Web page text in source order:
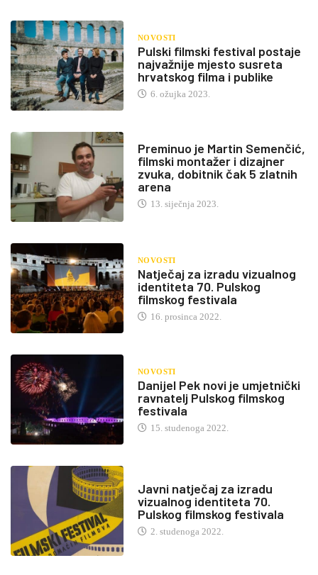
NOVOSTI
Pulski filmski festival postaje
najvažnije mjesto susreta
hrvatskog filma i publike
6. ožujka 2023.
Preminuo je Martin Semenčić,
filmski montažer i dizajner
zvuka, dobitnik čak 5 zlatnih
arena
13. siječnja 2023.
NOVOSTI
Natječaj za izradu vizualnog
identiteta 70. Pulskog
filmskog festivala
16. prosinca 2022.
NOVOSTI
Danijel Pek novi je umjetnički
ravnatelj Pulskog filmskog
festivala
15. studenoga 2022.
Javni natječaj za izradu
vizualnog identiteta 70.
Pulskog filmskog festivala
2. studenoga 2022.